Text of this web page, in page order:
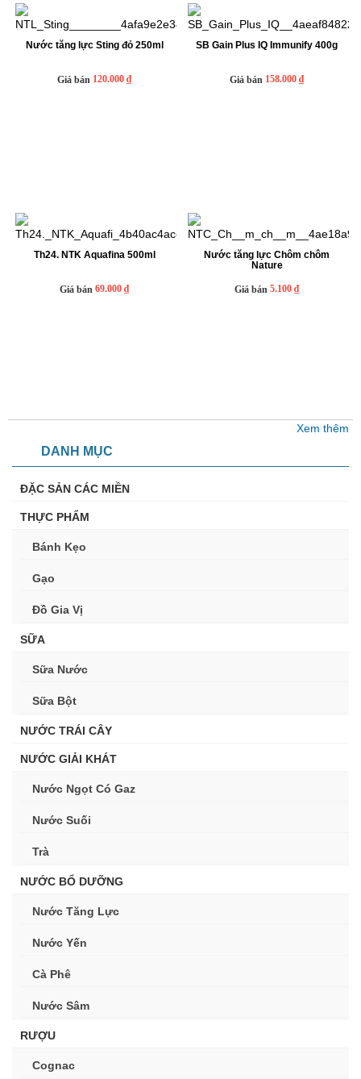
DANH MỤC
ĐẶC SẢN CÁC MIỀN
THỰC PHẨM
Bánh Kẹo
Gạo
Đồ Gia Vị
SỮA
Sữa Nước
Sữa Bột
NƯỚC TRÁI CÂY
NƯỚC GIẢI KHÁT
Nước Ngọt Có Gaz
Nước Suối
Trà
NƯỚC BỔ DƯỠNG
Nước Tăng Lực
Nước Yến
Cà Phê
Nước Sâm
RƯỢU
Cognac
Nước tăng lực Sting đỏ 250ml
Giá bán 120.000 ₫
SB Gain Plus IQ Immunify 400g
Giá bán 158.000 ₫
Th24. NTK Aquafina 500ml
Giá bán 69.000 ₫
Nước tăng lực Chôm chôm
Nature
Giá bán 5.100 ₫
Xem thêm